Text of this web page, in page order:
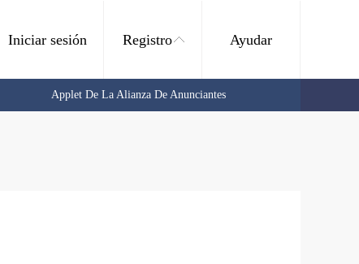
Ayudar
Registro
Iniciar sesión
Applet De La Alianza De Anunciantes